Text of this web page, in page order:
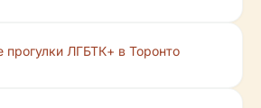
прогулки ЛГБТК+ в Торонто